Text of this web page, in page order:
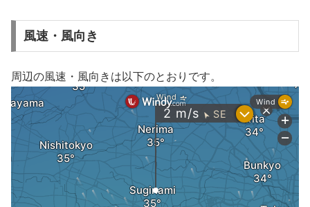
風速・風向き
周辺の風速・風向きは以下のとおりです。